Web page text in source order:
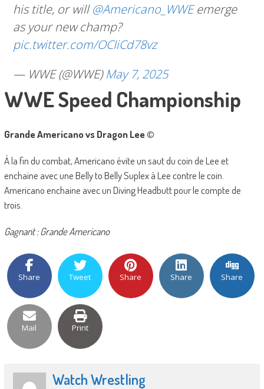
his title, or will@Americano_WWEemerge
as your new champ?
pic.twitter.com/OCIiCd78vz
— WWE (@WWE)May 7, 2025
WWE Speed Championship
Grande Americano vs Dragon Lee©
À la fin du combat, Americano évite un saut du coin de Lee et
enchaine avec une Belly to Belly Suplex à Lee contre le coin.
Americano enchaine avec un Diving Headbutt pour le compte de
trois.
Gagnant : Grande Americano
Share Tweet Share Share Share
Mail Print
Watch Wrestling